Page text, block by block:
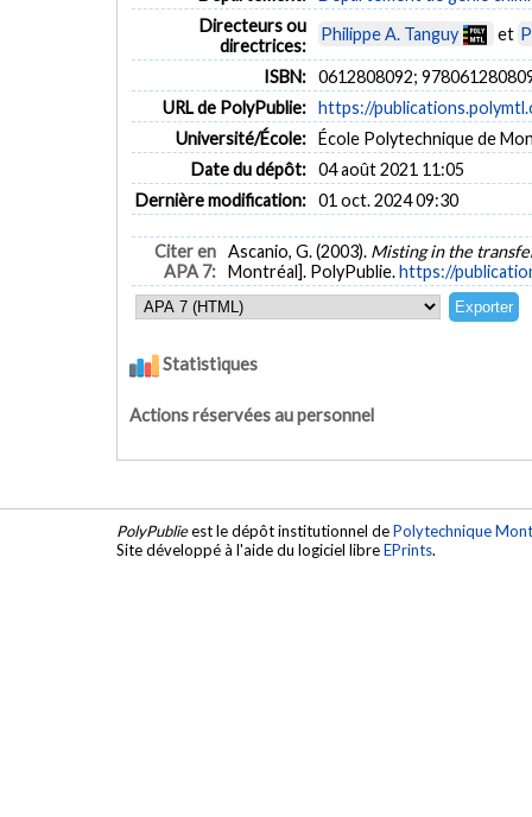
Directeurs ou
directrices:
Philippe A. Tanguy et
ISBN: 0612808092;
URL de PolyPublie: https://
Université/École: École Polytechnique de
Date du dépôt: 04 août 2021 11:05
Dernière modification: 01 oct. 2024 09:30
Citer en
APA 7:
Ascanio, G. (2003). Misting in the
Montréal]. PolyPublie.https://
Statistiques
Actions réservées au personnel
PolyPublieest le dépôt institutionnel dePolytechnique
Site développé à l'aide du logiciel libreEPrints.